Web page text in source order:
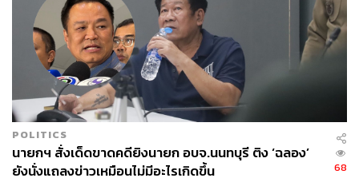
เมื่อถามว่า เห็นอุปสรรคใดในการผลักดันร่างรัฐธรรมนูญ
หรือไม่ นิกรกล่าวว่า ไม่น่าจะมี เพราะพิจารณาให้แฟร์ที่สุด
แล้ว และหากเดินไปตามนี้ จะทำให้รัฐธรรมนูญฉบับใหม่ทัน
การเลือกตั้งครั้งหน้าอย่างแน่นอน พร้อมย้ำว่า ในวันพรุ่งนี้
เมื่อพรรคภูมิใจไทยยื่นร่างต่อประธานสภาแล้ว การพิจารณา
ในวาระที่ 1 จะเริ่มต้นในการประชุมสมัยนี้ หรือเดือน
มิถุนายนนี้
นิกรย้ำว่า อย่างไรก็ตาม เมื่อกระบวนการแก้ไขรัฐธรรมนูญ
POLITICS
นายกฯ สั่งเด็ดขาดคดียิงนายก อบจ.นนทบุรี ติง ‘ฉลอง’
ยังนั่งแถลงข่าวเหมือนไม่มีอะไรเกิดขึ้น
68